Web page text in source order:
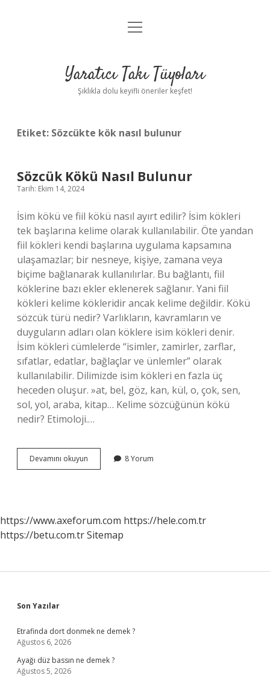
Anasayfa
Yasal Uyarı
menüyü
Yaratıcı Takı Tüyoları
Şıklıkla dolu keyifli öneriler keşfet!
Etiket: Sözcükte kök nasıl bulunur
Sözcük Kökü Nasıl Bulunur
Tarih: Ekim 14, 2024
İsim kökü ve fiil kökü nasıl ayırt edilir? İsim kökleri
tek başlarına kelime olarak kullanılabilir. Öte yandan
fiil kökleri kendi başlarına uygulama kapsamına
ulaşamazlar; bir nesneye, kişiye, zamana veya
biçime bağlanarak kullanılırlar. Bu bağlantı, fiil
köklerine bazı ekler eklenerek sağlanır. Yani fiil
kökleri kelime kökleridir ancak kelime değildir. Kökü
sözcük türü nedir? Varlıkların, kavramların ve
duyguların adları olan köklere isim kökleri denir.
İsim kökleri cümlelerde “isimler, zamirler, zarflar,
sıfatlar, edatlar, bağlaçlar ve ünlemler” olarak
kullanılabilir. Dilimizde isim kökleri en fazla üç
heceden oluşur. »at, bel, göz, kan, kül, o, çok, sen,
sol, yol, araba, kitap… Kelime sözcüğünün kökü
nedir? Etimoloji.…
Devamını okuyun
Kökü
8 Yorum
https://www.axeforum.com https://hele.com.tr
https://betu.com.trSitemap
Sidebar
Son Yazılar
Etrafinda dort donmek ne demek ?
Ağustos 6, 2026
Ayağı düz bassın ne demek ?
Ağustos 5, 2026